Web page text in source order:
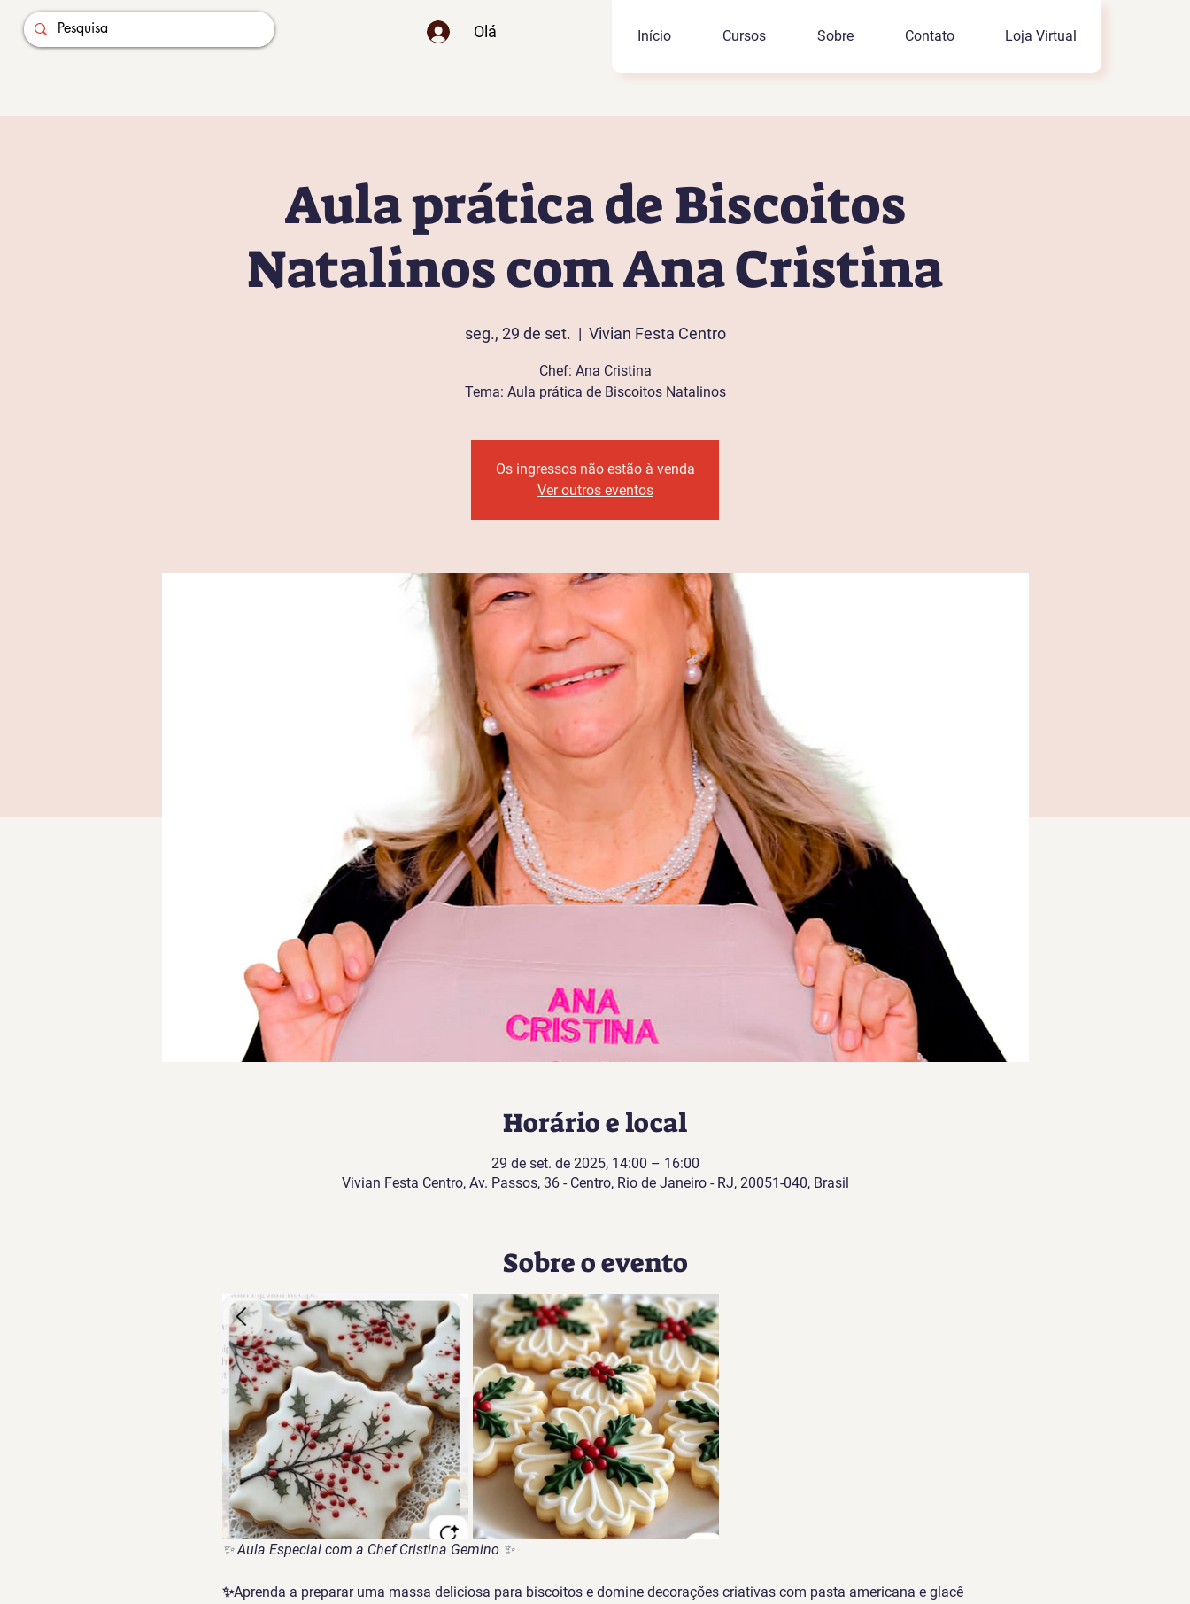
Olá Início Cursos Sobre Contato Loja Virtual
Aula prática de Biscoitos
Natalinos com Ana Cristina
seg., 29 de set.
  |
Vivian Festa Centro
Chef: Ana Cristina
Tema: Aula prática de Biscoitos Natalinos
Os ingressos não estão à venda
Ver outros eventos
Horário e local
29 de set. de 2025, 14:00 – 16:00
Vivian Festa Centro, Av. Passos, 36 - Centro, Rio de Janeiro - RJ, 20051-040, Brasil
Sobre o evento
✨ Aula Especial com a Chef Cristina Gemino ✨
✨Aprenda a preparar uma massa deliciosa para biscoitos e domine decorações criativas com pasta americana e glacê